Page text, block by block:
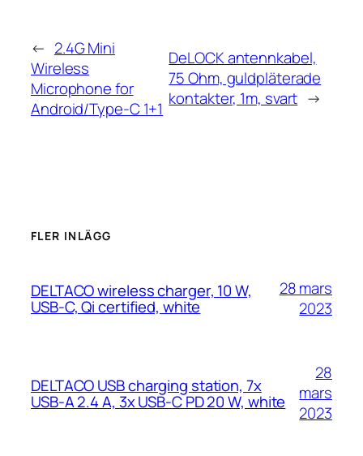
← 2.4G Mini
Wireless
Microphone for
Android/Type-C 1+1
DeLOCK antennkabel,
75 Ohm, guldpläterade
kontakter, 1m, svart →
FLER INLÄGG
DELTACO wireless charger, 10 W,
USB-C, Qi certified, white
28 mars
2023
DELTACO USB charging station, 7x
USB-A 2.4 A, 3x USB-C PD 20 W, white
28
mars
2023